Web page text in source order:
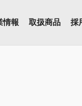
情報 取扱商品 採